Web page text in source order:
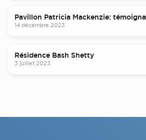
Pavillon Patricia Mackenzie:
14 décembre 2023
Résidence Bash Shetty
3 juillet 2023